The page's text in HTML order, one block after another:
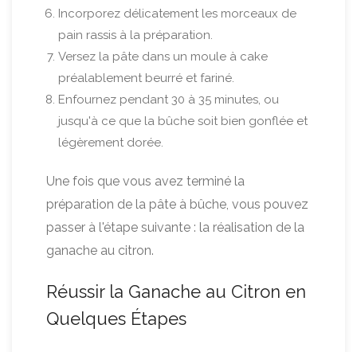
Incorporez délicatement les morceaux de
pain rassis à la préparation.
Versez la pâte dans un moule à cake
préalablement beurré et fariné.
Enfournez pendant 30 à 35 minutes, ou
jusqu'à ce que la bûche soit bien gonflée et
légèrement dorée.
Une fois que vous avez terminé la
préparation de la pâte à bûche, vous pouvez
passer à l'étape suivante : la réalisation de la
ganache au citron.
Réussir la Ganache au Citron en
Quelques Étapes